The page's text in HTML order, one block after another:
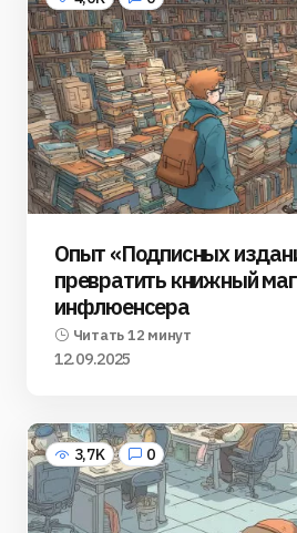
Опыт «Подписных
превратить книжный
инфлюенсера
Читать 12 минут
12.09.2025
3,7K 0